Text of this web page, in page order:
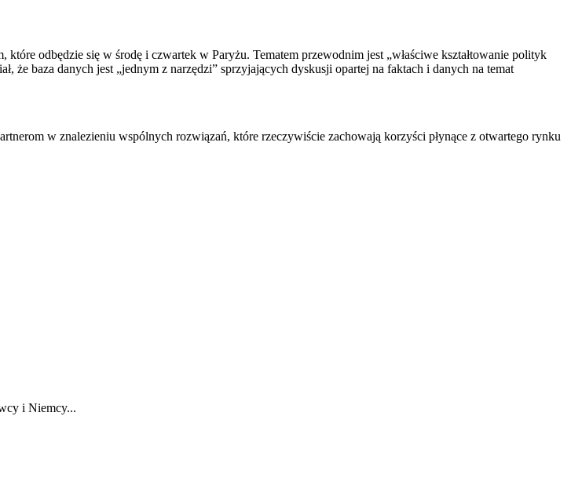
odbędzie się w środę i czwartek w Paryżu. Tematem przewodnim jest „właściwe kształtowanie polityk
że baza danych jest „jednym z narzędzi” sprzyjających dyskusji opartej na faktach i danych na temat
w znalezieniu wspólnych rozwiązań, które rzeczywiście zachowają korzyści płynące z otwartego rynku
i Niemcy...